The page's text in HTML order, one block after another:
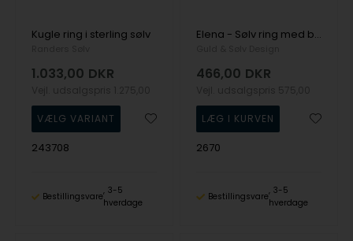
Kugle ring i sterling sølv
1.033,00 DKR
243708
Bestillingsvare
3-5
hverdage
Elena - Sølv ring med bølget design - Seville
466,00 DKR
2670
Bestillingsvare
3-5
hverdage